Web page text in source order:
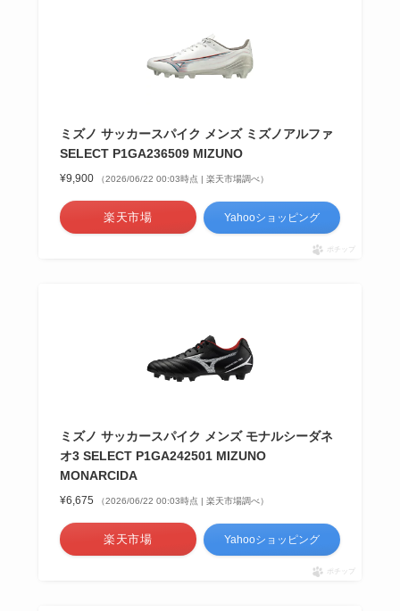
ミズノ サッカースパイク メンズ ミズノアルファ
SELECT P1GA236509 MIZUNO
¥9,900 （2026/06/22 00:03時点 | 楽天市場調べ）
楽天市場 Yahooショッピング
ポチップ
ミズノ サッカースパイク メンズ モナルシーダネ
オ3 SELECT P1GA242501 MIZUNO
MONARCIDA
¥6,675 （2026/06/22 00:03時点 | 楽天市場調べ）
楽天市場 Yahooショッピング
ポチップ